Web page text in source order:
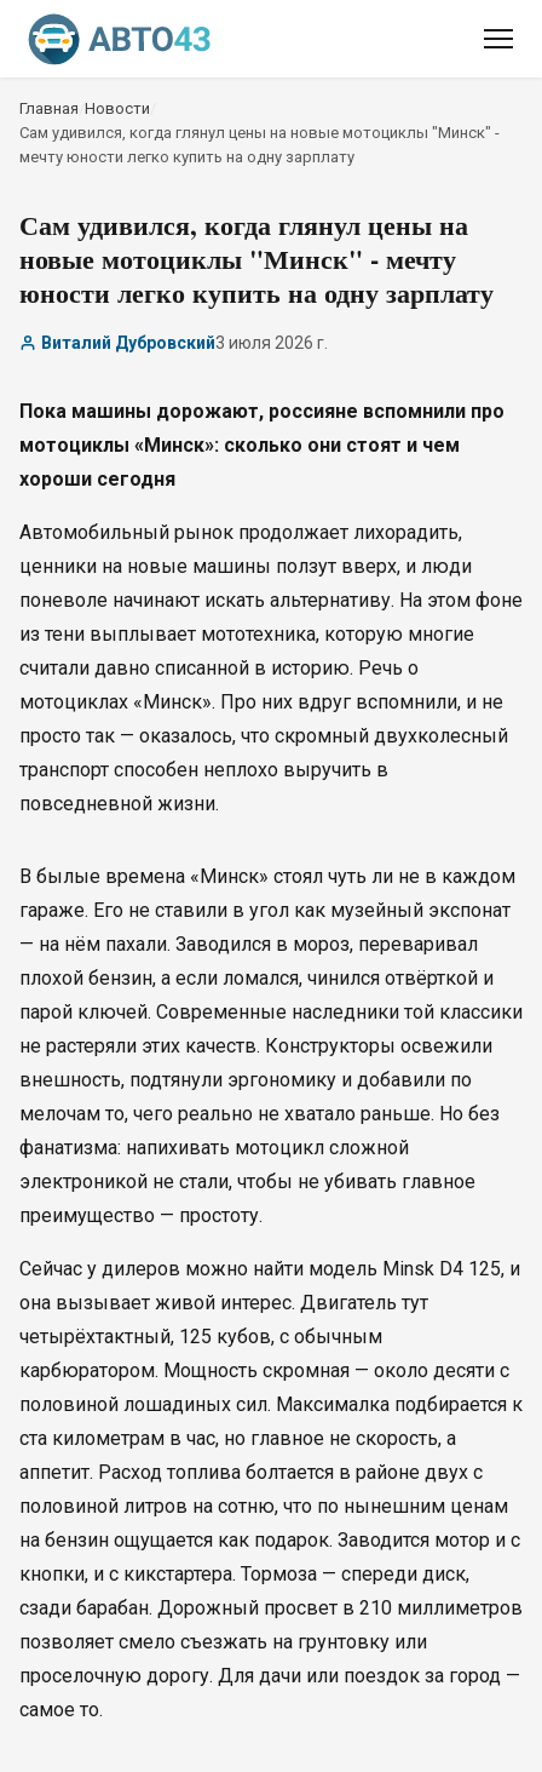
Главная Новости
Сам удивился, когда глянул цены на новые мотоциклы "Минск" -
мечту юности легко купить на одну зарплату
Сам удивился, когда глянул цены на
новые мотоциклы "Минск" - мечту
юности легко купить на одну зарплату
Виталий Дубровский3 июля 2026 г.
Пока машины дорожают, россияне вспомнили про
мотоциклы «Минск»: сколько они стоят и чем
хороши сегодня
Автомобильный рынок продолжает лихорадить,
ценники на новые машины ползут вверх, и люди
поневоле начинают искать альтернативу. На этом фоне
из тени выплывает мототехника, которую многие
считали давно списанной в историю. Речь о
мотоциклах «Минск». Про них вдруг вспомнили, и не
просто так — оказалось, что скромный двухколесный
транспорт способен неплохо выручить в
повседневной жизни.
В былые времена «Минск» стоял чуть ли не в каждом
гараже. Его не ставили в угол как музейный экспонат
— на нём пахали. Заводился в мороз, переваривал
плохой бензин, а если ломался, чинился отвёрткой и
парой ключей. Современные наследники той классики
не растеряли этих качеств. Конструкторы освежили
внешность, подтянули эргономику и добавили по
мелочам то, чего реально не хватало раньше. Но без
фанатизма: напихивать мотоцикл сложной
электроникой не стали, чтобы не убивать главное
преимущество — простоту.
Сейчас у дилеров можно найти модель Minsk D4 125, и
она вызывает живой интерес. Двигатель тут
четырёхтактный, 125 кубов, с обычным
карбюратором. Мощность скромная — около десяти с
половиной лошадиных сил. Максималка подбирается к
ста километрам в час, но главное не скорость, а
аппетит. Расход топлива болтается в районе двух с
половиной литров на сотню, что по нынешним ценам
на бензин ощущается как подарок. Заводится мотор и с
кнопки, и с кикстартера. Тормоза — спереди диск,
сзади барабан. Дорожный просвет в 210 миллиметров
позволяет смело съезжать на грунтовку или
проселочную дорогу. Для дачи или поездок за город —
самое то.